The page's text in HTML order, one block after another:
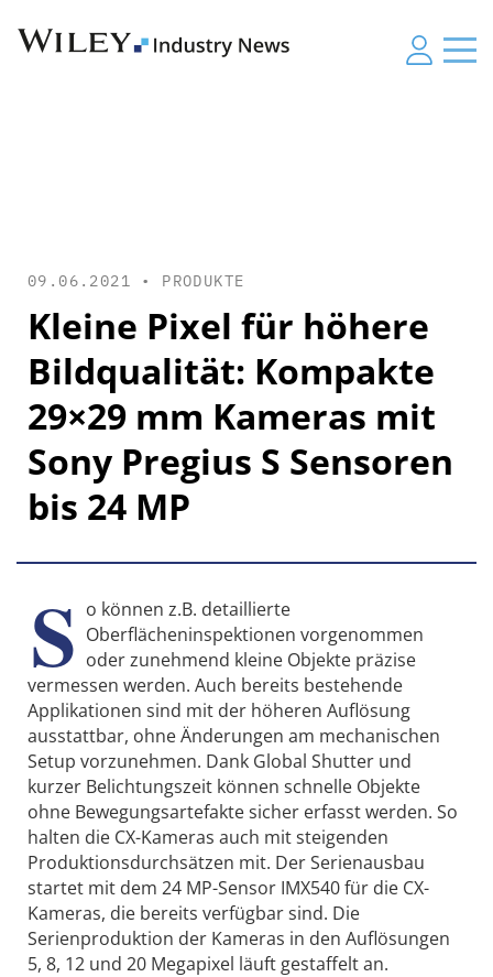
09.06.2021 • PRODUKTE
Kleine Pixel für höhere
Bildqualität: Kompakte
29×29 mm Kameras mit
Sony Pregius S Sensoren
bis 24 MP
S o können z.B. detaillierte
Oberflächeninspektionen vorgenommen
oder zunehmend kleine Objekte präzise
vermessen werden. Auch bereits bestehende
Applikationen sind mit der höheren Auflösung
ausstattbar, ohne Änderungen am mechanischen
Setup vorzunehmen. Dank Global Shutter und
kurzer Belichtungszeit können schnelle Objekte
ohne Bewegungsartefakte sicher erfasst werden. So
halten die CX-Kameras auch mit steigenden
Produktionsdurchsätzen mit. Der Serienausbau
startet mit dem 24 MP-Sensor IMX540 für die CX-
Kameras, die bereits verfügbar sind. Die
Serienproduktion der Kameras in den Auflösungen
5, 8, 12 und 20 Megapixel läuft gestaffelt an.